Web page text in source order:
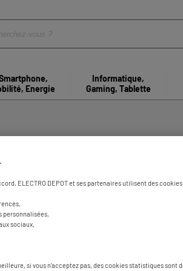
Energie
Informatique,
Gaming, Tablette
à
ELECTRO DEPOT et ses partenaires utilisent des
personnalisées,
sociaux,
si vous n'acceptez pas, des cookies statistiques sont